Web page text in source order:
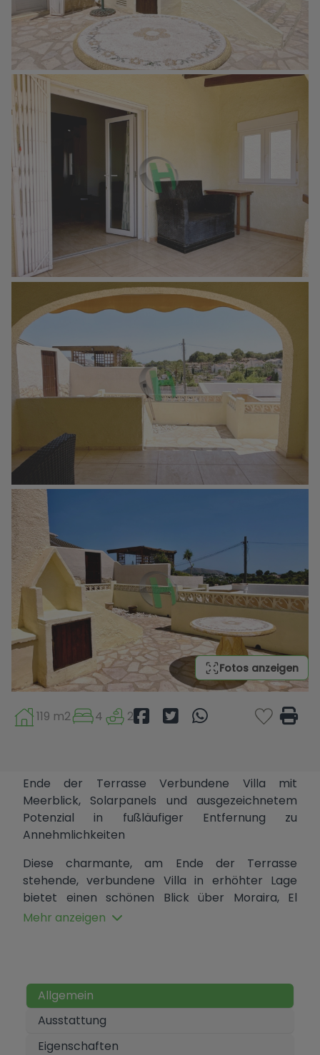
Fotos anzeigen
119 m2 4 2
Ende der Terrasse Verbundene Villa mit
Meerblick, Solarpanels und ausgezeichnetem
Potenzial in fußläufiger Entfernung zu
Annehmlichkeiten
Diese charmante, am Ende der Terrasse
stehende, verbundene Villa in erhöhter Lage
bietet einen schönen Blick über Moraira, El
Portet und das Mittelmeer. Sie kombiniert
Immobilie bietet die Privatsphäre einer Villa mit
dem Komfort eines pflegeleichten Grundstücks
und ist ideal als Dauerwohnsitz, Ferienhaus oder
Mehr anzeigen
Allgemein
Ausstattung
Eigenschaften